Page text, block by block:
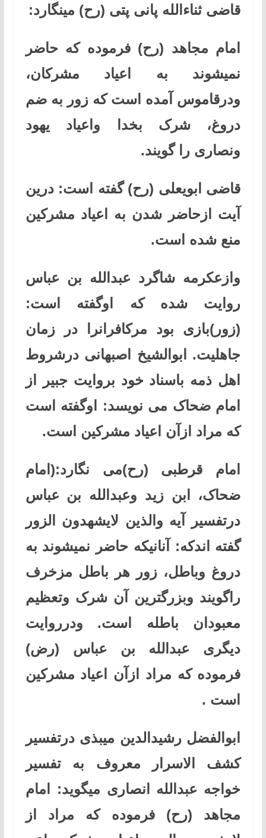
قاضی ثناءالله پانی پتی (رح) مینگارد:
امام مجاهد (رح) فرموده که حاضر
نمیشوند به اعیاد مشرکان،
ودرقاموس آمده است که زور به ضم
دروغ، شرک بخدا واعیاد یهود
ونصاری را گویند.
قاضی ابویعلی (رح) گفته است: درین
آیت ازحاضر شدن به اعیاد مشرکین
منع شده است.
وازعکرمه شاگرد عبدالله بن عباس
روایت شده که اوگفته است:
(زور)بازی بود مرکافرانرا در زمان
جاهلیت. ابوالشیخ اصبهانی درشروط
اهل ذمه باسناد خود بروایت جبیر از
امام ضحاک می نویسد: اوگفته است
که مراد ازآن اعیاد مشرکین است.
امام قرطبی (رح)می نگارد:(امام
ضحاک، ابن زید وعبدالله بن عباس
درتفسیر آیه والذین لایشهدون الزور
گفته اندکه: آنانیکه حاضر نمیشوند به
دروغ وباطل، زور هر باطل مزخرف
راگویند وبزرگترین آن شرک وتعظیم
معبودان باطله است. ودرروایت
دیگری عبدالله بن عباس (رض)
فرموده که مراد ازآن اعیاد مشرکین
است .
ابوالفضل رشیدالدین میبذی درتفسیر
کشف الاسرار معروف به تفسیر
خواجه عبدالله انصاری میگوید: امام
مجاهد (رح) فرموده که مراد از